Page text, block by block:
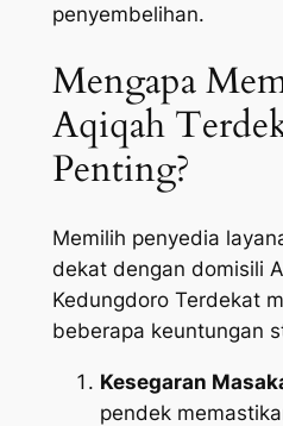
penyembelihan.
Mengapa
Aqiqah
Penting?
Memilih penyedia
dekat dengan domisili
Kedungdoro Terdekat
beberapa keuntungan
Kesegaran
pendek